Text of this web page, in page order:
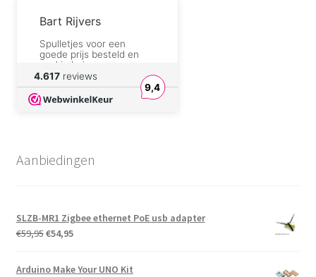
Bart Rijvers
Spulletjes voor een
goede prijs besteld en
snel in huis
willy serneels
I will definitely buy
André Sengers
Fijne overzichtelijk
4.617 reviews
9,4
Aanbiedingen
SLZB-MR1 Zigbee ethernet PoE usb adapter
€59,95Oorspronkelijke
was:
€54,95Huidige
is:
Arduino Make Your UNO Kit